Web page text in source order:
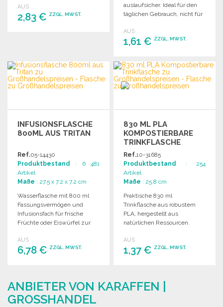
geeignet.
AUS
2,83 € ZZGL. MWST.
auslaufsicher. Ideal für den
täglichen Gebrauch, nicht für
geeignet.
AUS
1,61 € ZZGL. MWST.
BESTELLEN
Angebot anfordern
INFUSIONSFLASCHE
800ML AUS TRITAN
Ref.05-14430
Produktbestand : 6 481
Artikel
Maße : 27.5 x 7.2 x 7.2 cm
Wasserflasche mit 800 ml
Fassungsvermögen und
Infusionsfach für frische
Früchte oder Eiswürfel zur
AUS
6,78 € ZZGL. MWST.
Angebot anfordern
830 ML PLA
KOMPOSTIERBARE
TRINKFLASCHE
Ref.10-31685
Produktbestand : 254
Artikel
Maße : 25.8 cm
Praktische 830 ml
Trinkflasche aus robustem
PLA, hergestellt aus
natürlichen Ressourcen.
einzeln verpackt.
AUS
1,37 € ZZGL. MWST.
Angebot anfordern
ANBIETER VON KARAFFEN |
GROSSHANDEL